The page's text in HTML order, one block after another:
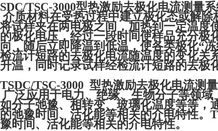
SDC/TSC-3000型热激励去极化电流测量
介质材料在受热过程中建立极化态或解
将试样夹在两电极之间，加热到一定温度
的极化电压，经过一段时间使样品充分极
向，随后立即降温到低温，使各类极化“
检流计短路的去极化电流随温度的变化关
升温，同时记录试样经检流计短路的去极
TSDC/TSC-3000 型热激励去极化电流测
广泛应用于电力、绝缘、生物分子等领
如分子弛豫、相转变、玻璃化温度等等，
的弛豫时间、活化能等相关的介电特性。
豫时间、活化能等相关的介电特性。